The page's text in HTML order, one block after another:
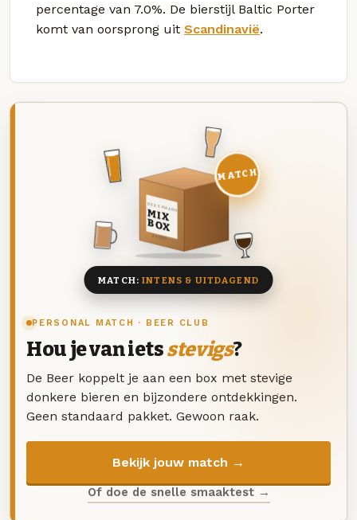
percentage van 7.0%. De bierstijl Baltic Porter
komt van oorsprong uit Scandinavië.
PERSONAL MATCH · BEER CLUB
Hou je van ietsstevigs?
De Beer koppelt je aan een box met stevige
donkere bieren en bijzondere ontdekkingen.
Geen standaard pakket. Gewoon raak.
Bekijk jouw match →
Of doe de snelle smaaktest →
DEZE MAAND
MIX
BOX
8 BIEREN
MATCH
MATCH:INTENS & UITDAGEND